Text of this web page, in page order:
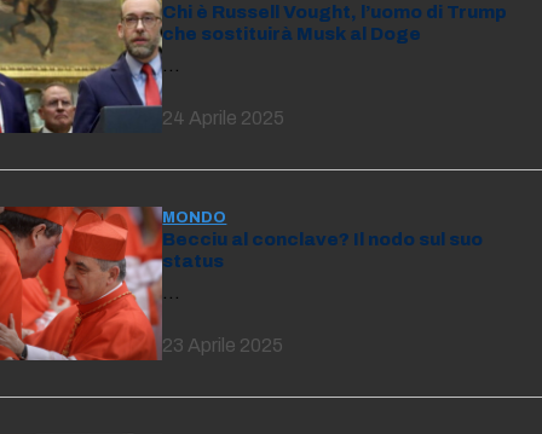
Chi è Russell Vought, l’uomo di Trump
che sostituirà Musk al Doge
24 Aprile 2025
MONDO
Becciu al conclave? Il nodo sul suo
status
23 Aprile 2025